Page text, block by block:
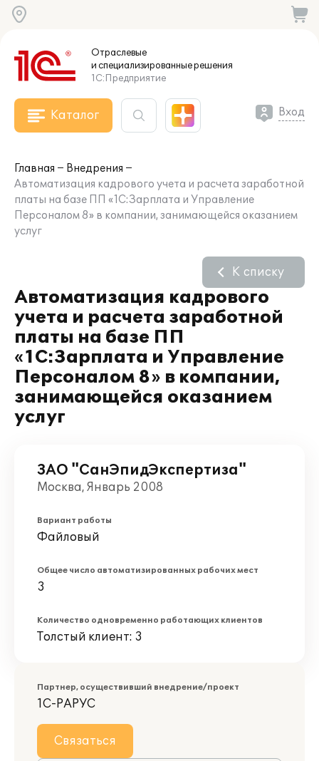
Отраслевые
и специализированныерешения
1С:Предприятие
Каталог Вход
Главная
Внедрения
Автоматизация кадрового учета и расчета заработной
платы на базе ПП «1С:Зарплата и Управление
Персоналом 8» в компании, занимающейся оказанием
услуг
Автоматизация кадрового
учета и расчета заработной
платы на базе ПП
«1С:Зарплата и Управление
Персоналом 8» в компании,
занимающейся оказанием
услуг
К списку
ЗАО "СанЭпидЭкспертиза"
Москва, Январь 2008
Вариант работы
Файловый
Общее число автоматизированных рабочих мест
3
Количество одновременно работающих клиентов
Толстый клиент: 3
Партнер, осуществивший внедрение/проект
1С-РАРУС
Связаться